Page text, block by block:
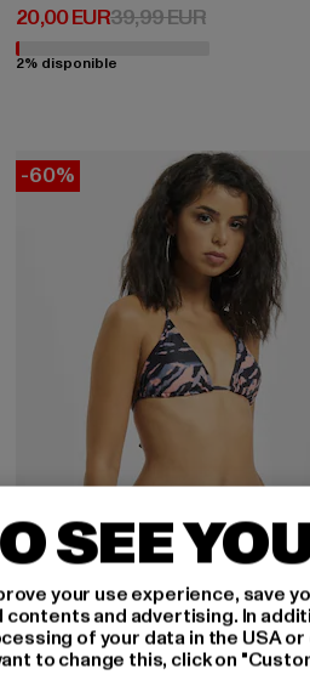
20,00 EUR
Prix courant: 20,00 EUR
39,99 EURPrix en
2% disponible
-60%
SEE
your use experience, save
and advertising. In
of your data in the USA
to change this, click on